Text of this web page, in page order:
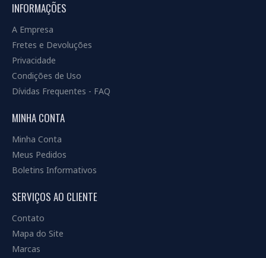
INFORMAÇÕES
A Empresa
Fretes e Devoluções
Privacidade
Condições de Uso
Dívidas Frequentes - FAQ
MINHA CONTA
Minha Conta
Meus Pedidos
Boletins Informativos
SERVIÇOS AO CLIENTE
Contato
Mapa do Site
Marcas